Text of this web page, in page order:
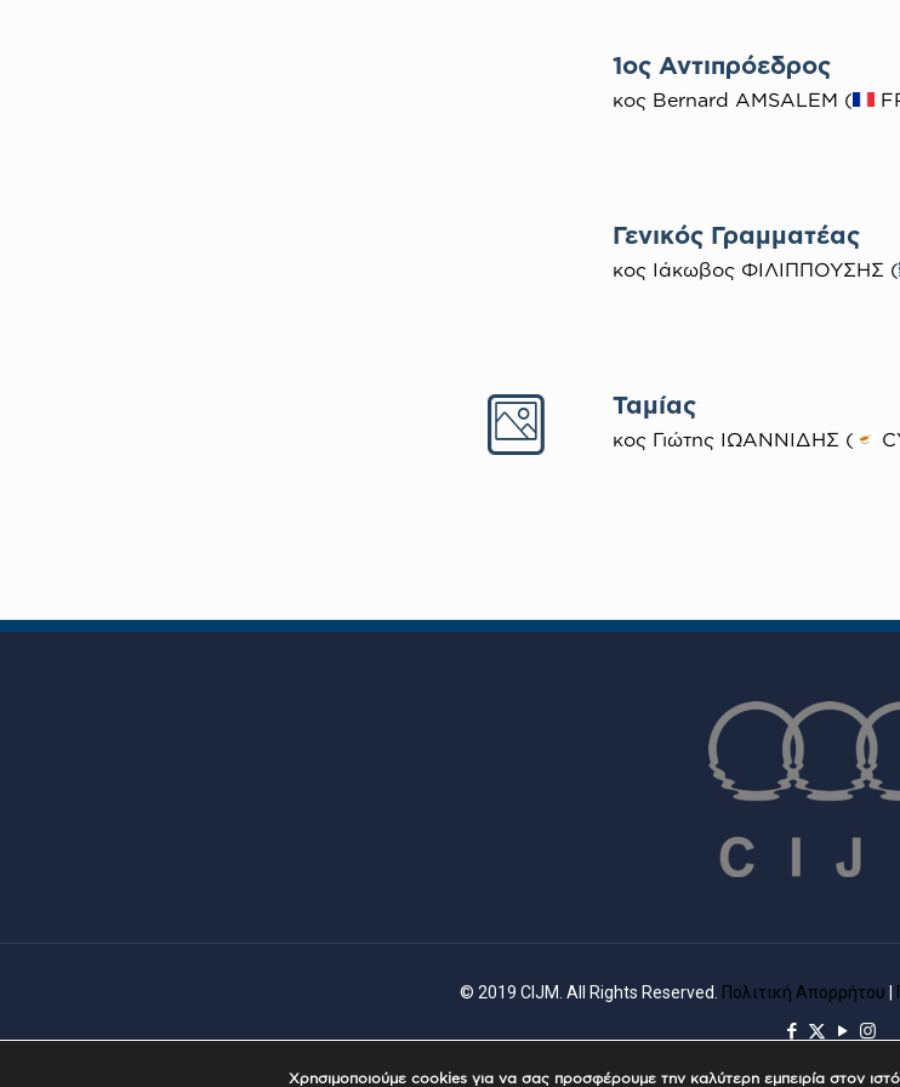
1ος Αντιπρόεδρος
κος Bernard AMSALEM (
Γενικός Γραμματέας
κος Ιάκωβος ΦΙΛΙΠΠΟΥΣΗΣ (
Ταμίας
κος Γιώτης ΙΩΑΝΝΙΔΗΣ (
© 2019 CIJM. All Rights Reserved. Πολιτική Απορρήτου
Χρησιμοποιούμε cookies για να σας προσφέρουμε την καλύτερη εμπειρία στον